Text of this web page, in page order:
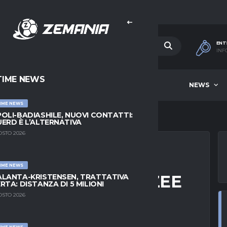
NEWS
NEWS
NEWS
BADIASHILE, NUOVI CONTATTI:
È L’ALTERNATIVA
2026
NEWS
KRISTENSEN, TRATTATIVA
DISTANZA DI 5 MILIONI
2026
OCCHI SU ZIRKZEE